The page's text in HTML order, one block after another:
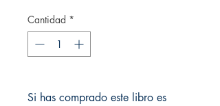
Cantidad *
Si has comprado este libro es